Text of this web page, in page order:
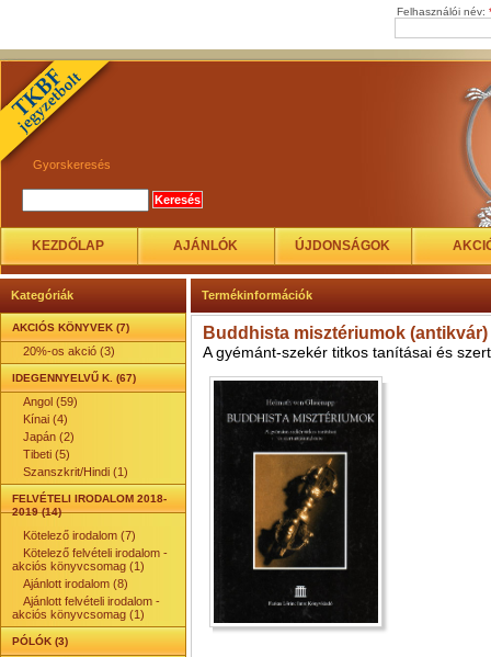
Felhasználói név:
Gyorskeresés
KEZDŐLAP AJÁNLÓK ÚJDONSÁGOK
Kategóriák
AKCIÓS KÖNYVEK (7)
20%-os akció (3)
IDEGENNYELVŰ K. (67)
Angol (59)
Kínai (4)
Japán (2)
Tibeti (5)
Szanszkrit/Hindi (1)
FELVÉTELI IRODALOM 2018-
2019 (14)
Kötelező irodalom (7)
Kötelező felvételi irodalom -
akciós könyvcsomag (1)
Ajánlott irodalom (8)
Ajánlott felvételi irodalom -
akciós könyvcsomag (1)
PÓLÓK (3)
Termékinformációk
Buddhista misztériumok (antikvár)
A gyémánt-szekér titkos tanításai és